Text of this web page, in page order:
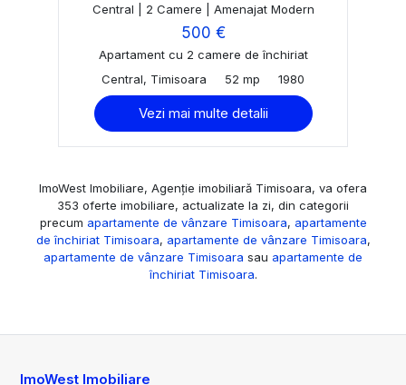
Central | 2 Camere | Amenajat Modern
500 €
Apartament cu 2 camere de închiriat
Central, Timisoara
52 mp 1980
Vezi mai multe detalii
ImoWest Imobiliare, Agenție imobiliară Timisoara, va ofera
353 oferte imobiliare, actualizate la zi, din categorii
precum apartamente de vânzare Timisoara, apartamente
de închiriat Timisoara, apartamente de vânzare Timisoara,
apartamente de vânzare Timisoara sau apartamente de
închiriat Timisoara.
ImoWest Imobiliare